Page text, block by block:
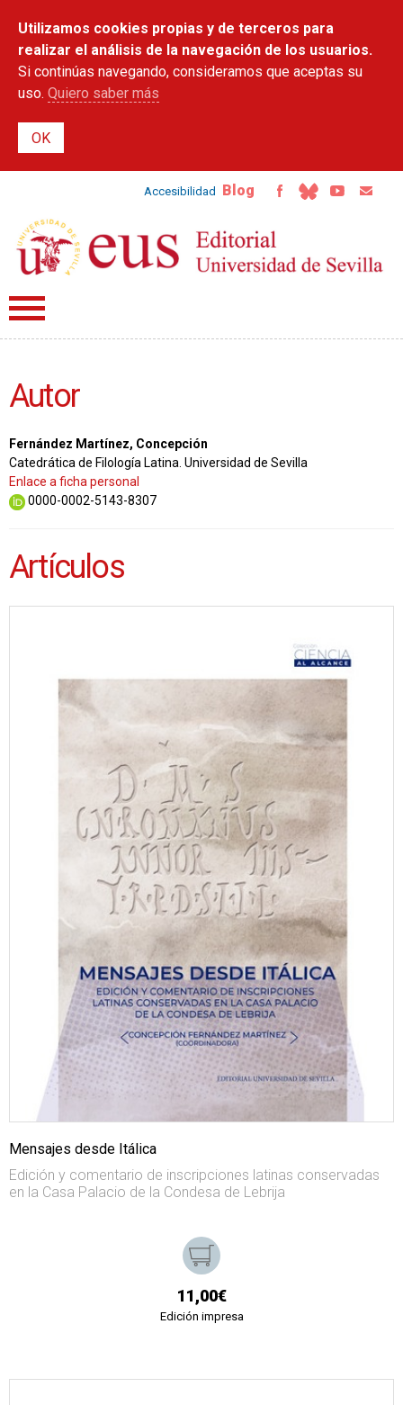
contenido
principal
Utilizamos cookies propias y de terceros para
realizar el análisis de la navegación de los usuarios.
Si continúas navegando, consideramos que aceptas su
uso. Quiero saber más
Accesibilidad Blog
Autor
Fernández Martínez, Concepción
Catedrática de Filología Latina. Universidad de Sevilla
Enlace a ficha personal
0000-0002-5143-8307
Artículos
Mensajes desde Itálica
Edición y comentario de inscripciones latinas conservadas
en la Casa Palacio de la Condesa de Lebrija
11,00€
Edición impresa